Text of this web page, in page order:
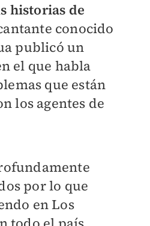
historias de
conocido
publicó un
el que habla
que están
los agentes de
por lo que
en Los